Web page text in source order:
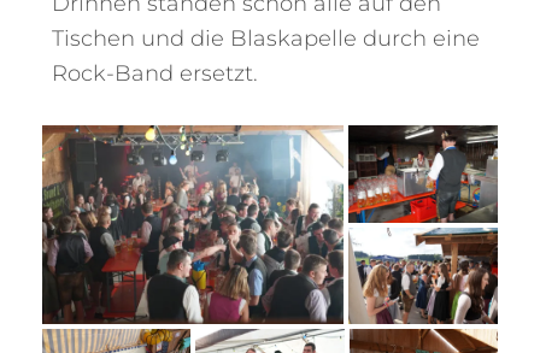
Tischen und die Blaskapelle durch eine
Rock-Band ersetzt.